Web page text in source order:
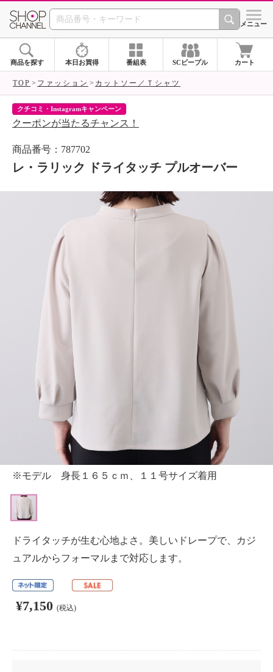
SHOP CHANNEL シメニュー
商品を探す 本日お買得 番組表 SCピープル カート
TOP ファッション カットソー／Ｔシャツ
クチコミ・Instagramキャンペーン
クーポンが当たるチャンス！
商品番号：787702
レ・ラリック ドライタッチ プルオーバー
※モデル 身長１６５ｃｍ、１１号サイズ着用
ドライタッチが生む心地よさ。美しいドレープで、カジ
ュアルからフォーマルまで対応します。
¥7,150 (税込)